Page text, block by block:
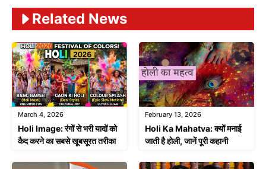
Related News
March 4, 2026
Holi Image: रंगों से भरी यादों को
कैद करने का सबसे खूबसूरत तरीका
February 13, 2026
Holi Ka Mahatva: क्यों मनाई
जाती है होली, जानें पूरी कहानी